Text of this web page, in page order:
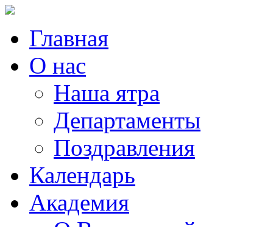
Главная
О нас
Наша ятра
Департаменты
Поздравления
Календарь
Академия